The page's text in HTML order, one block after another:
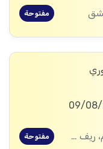
مفتوحة
معضمية الشام، ريف دمشق مفتوحة